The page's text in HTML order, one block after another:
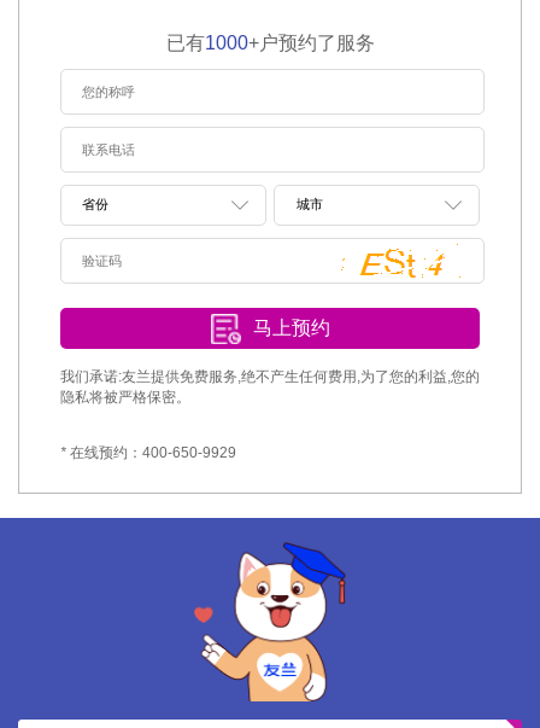
已有1000+户预约了服务
马上预约
我们承诺:友兰提供免费服务,绝不产生任何费用,为了您的利益,您的
隐私将被严格保密。
* 在线预约：400-650-9929